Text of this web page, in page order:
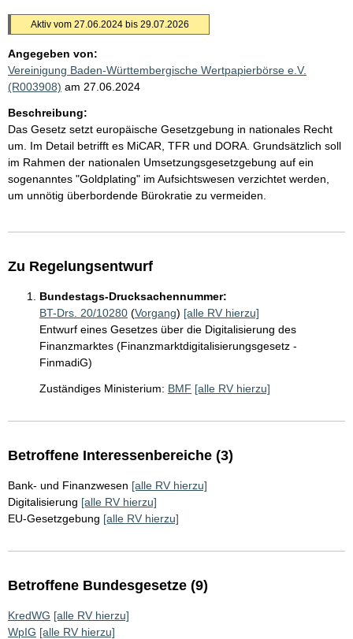
Aktiv vom 27.06.2024 bis 29.07.2026
Angegeben von:
Vereinigung Baden-Württembergische Wertpapierbörse e.V.
(R003908) am 27.06.2024
Beschreibung:
Das Gesetz setzt europäische Gesetzgebung in nationales Recht
um. Im Detail betrifft es MiCAR, TFR und DORA. Grundsätzlich soll
im Rahmen der nationalen Umsetzungsgesetzgebung auf ein
sogenanntes "Goldplating" im Aufsichtswesen verzichtet werden,
um unnötig überbordende Bürokratie zu vermeiden.
Zu Regelungsentwurf
Bundestags-Drucksachennummer:
BT-Drs. 20/10280 (Vorgang) [alle RV hierzu]
Entwurf eines Gesetzes über die Digitalisierung des
Finanzmarktes (Finanzmarktdigitalisierungsgesetz -
FinmadiG)
Zuständiges Ministerium: BMF [alle RV hierzu]
Betroffene Interessenbereiche (3)
Bank- und Finanzwesen [alle RV hierzu]
Digitalisierung [alle RV hierzu]
EU-Gesetzgebung [alle RV hierzu]
Betroffene Bundesgesetze (9)
KredWG [alle RV hierzu]
WpIG [alle RV hierzu]